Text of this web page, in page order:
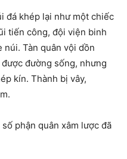
đá khép lại như một chiếc
tiến công, đội viện binh
núi. Tàn quân vội dồn
đường sống, nhưng
kín. Thành bị vây,
phận quân xâm lược đã